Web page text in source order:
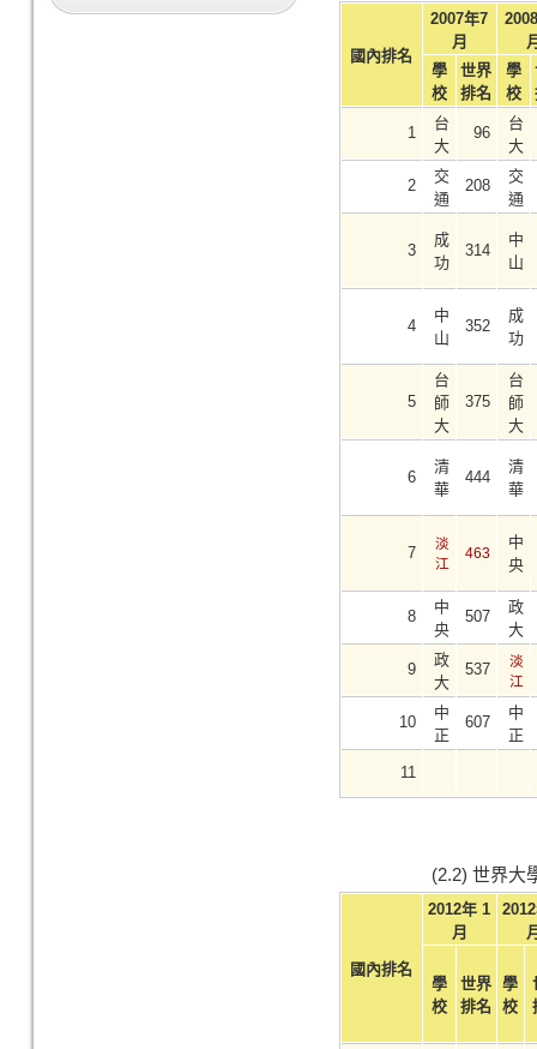
國內排名
2007年7
月
學
校
世界
排名
學
校
1
台
大
96
台
大
2
交
通
208
交
通
3
成
功
314
中
山
4
中
山
352
成
功
5
台
師
大
375
台
師
大
6
清
華
444
清
華
7
淡
江
463
中
央
8
中
央
507
政
大
9
政
大
537
淡
江
10
中
正
607
中
正
11
(2.2) 世界大
國內排名
2012年 1
月
學
校
世界
排名
學
校